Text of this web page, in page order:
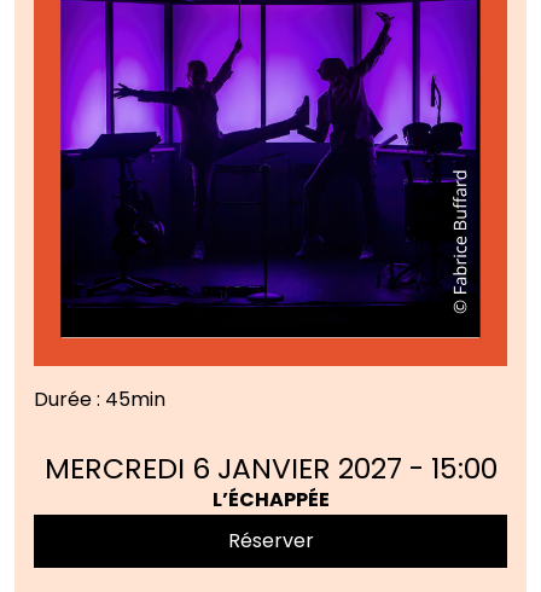
Durée : 45min
MERCREDI 6 JANVIER 2027 - 15:00
L’ÉCHAPPÉE
Réserver